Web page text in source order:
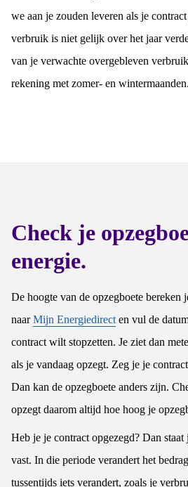
we aan je zouden leveren als je
verbruik is niet gelijk over het jaar
van je verwachte overgebleven
rekening met zomer- en wintermaanden.
Check je
energie.
De hoogte van de opzegboete bereken
naarMijn Energiedirect en vul de
contract wilt stopzetten. Je ziet dan
als je vandaag opzegt. Zeg je je
Dan kan de opzegboete anders zijn.
opzegt daarom altijd hoe hoog je
Heb je je contract opgezegd? Dan staat
vast. In die periode verandert het
tussentijds iets verandert, zoals je